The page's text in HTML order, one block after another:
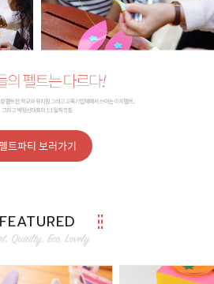
트파티 보러가기
FEATURED